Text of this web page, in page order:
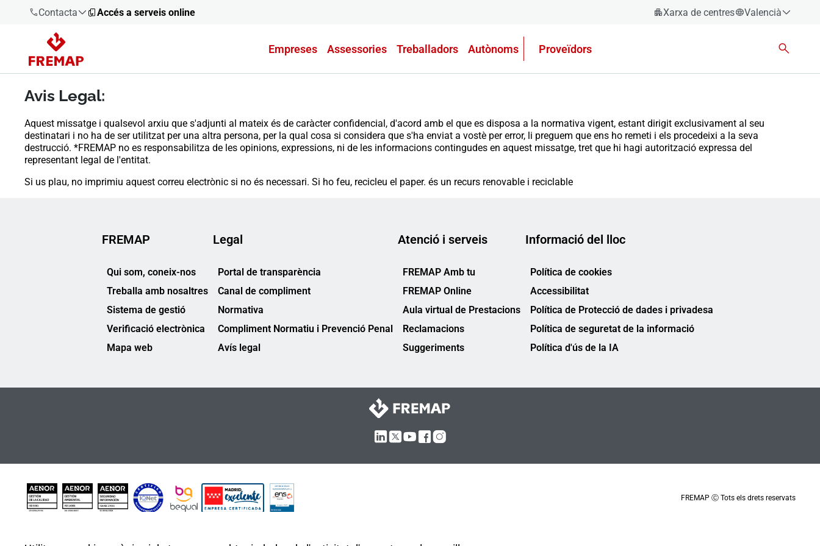
Contacta
900 61 00
61
919 61 61
900 61 00
Accés a serveis online Xarxa de centres
Valencià
Valencià
English
Empreses Assessories Treballadors Autònoms Proveïdors
Avis Legal:
Aquest missatge i qualsevol arxiu que s'adjunti al mateix és de caràcter confidencial, d'acord amb el que es disposa a la normativa vigent, estant dirigit exclusivament al seu
destinatari i no ha de ser utilitzat per una altra persona, per la qual cosa si considera que s'ha enviat a vostè per error, li preguem que ens ho remeti i els procedeixi a la seva
destrucció. *FREMAP no es responsabilitza de les opinions, expressions, ni de les informacions contingudes en aquest missatge, tret que hi hagi autorització expressa del
representant legal de l'entitat.
Si us plau, no imprimiu aquest correu electrònic si no és necessari. Si ho feu, recicleu el paper. és un recurs renovable i reciclable
FREMAP
Qui som, coneix-nos
Treballa amb nosaltres
Sistema de gestió
Verificació electrònica
Mapa web
Legal
Portal de transparència
Canal de compliment
Normativa
Compliment Normatiu i Prevenció Penal
Avís legal
Atenció i serveis
FREMAP Amb tu
FREMAP Online
Aula virtual de Prestacions
Reclamacions
Suggeriments
Informació del lloc
Política de cookies
Accessibilitat
Política de Protecció de dades i privadesa
Política de seguretat de la informació
Política d'ús de la IA
FREMAP Ⓒ Tots els drets reservats